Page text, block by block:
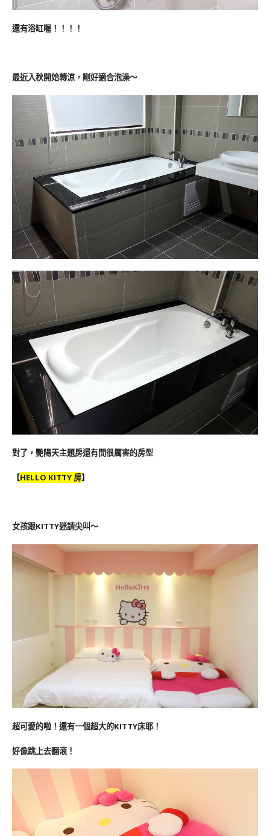
還有浴缸喔！！！！
最近入秋開始轉涼，剛好適合泡澡～
對了，艷陽天主題房還有間很厲害的房型
【HELLO KITTY 房】
女孩跟KITTY迷請尖叫～
超可愛的啦！還有一個超大的KITTY床耶！
好像跳上去翻滾！